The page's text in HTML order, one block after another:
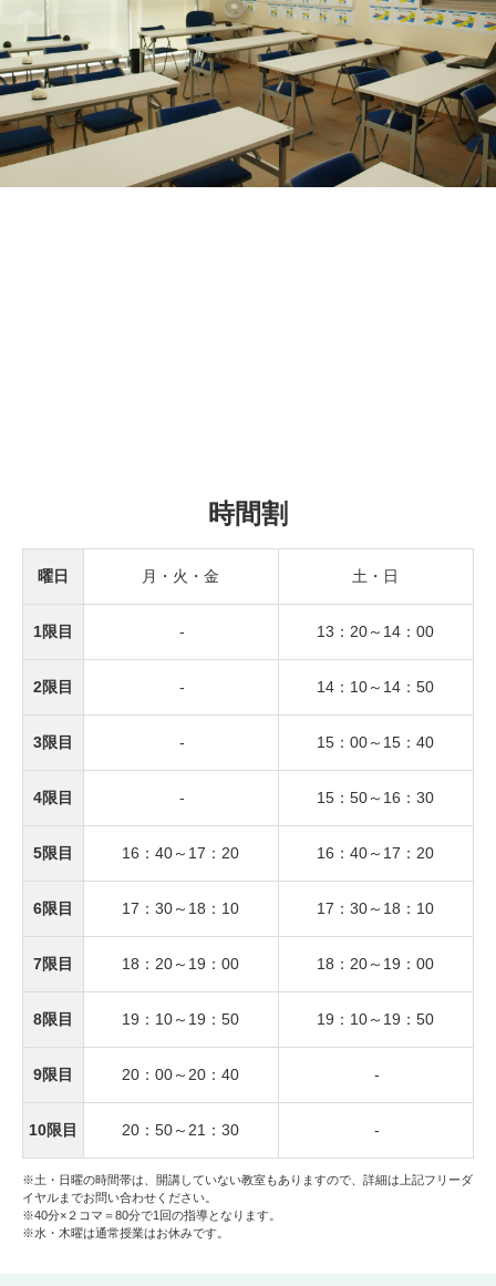
時間割
曜日
1限目
2限目
3限目
4限目
5限目
6限目
7限目
8限目
9限目
10限目
月・火・金
-
-
-
-
16：40～ 17：20
17：30～ 18：10
18：20～ 19：00
19：10～ 19：50
20：00～ 20：40
20：50～ 21：30
土・日
13：20～ 14：00
14：10～ 14：50
15：00～ 15：40
15：50～ 16：30
16：40～ 17：20
17：30～ 18：10
18：20～ 19：00
19：10～ 19：50
-
-
※土・日曜の時間帯は、開講していない教室もありますので、詳細は上記フリーダ
イヤルまでお問い合わせください。
※40分×２コマ＝80分で1回の指導となります。
※水・木曜は通常授業はお休みです。